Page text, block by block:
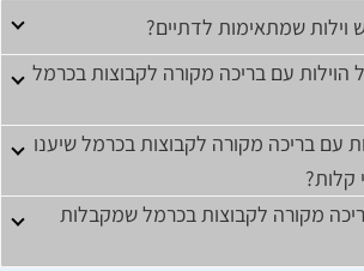
וילות שמתאימות לדתיים?
עם בריכה מקורה לקבוצות בכרמל
עם בריכה מקורה לקבוצות בכרמל שיענו
קלות?
מקורה לקבוצות בכרמל שמקבלות